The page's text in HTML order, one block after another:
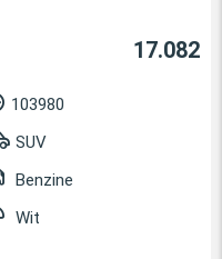
17.082
103980
SUV
Benzine
Wit